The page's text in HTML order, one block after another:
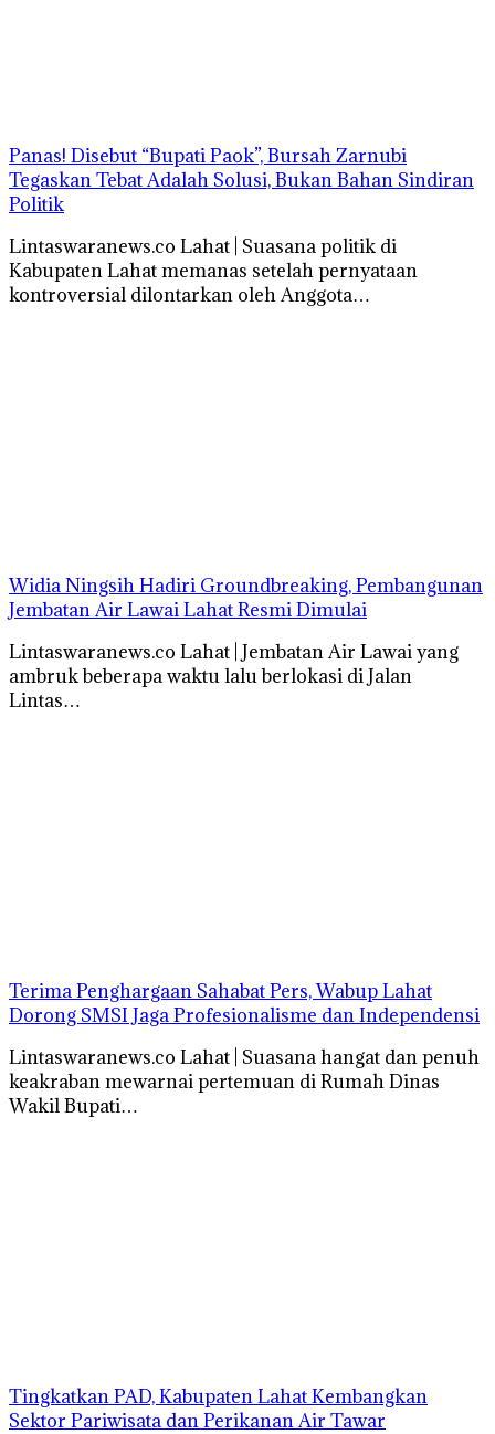
Panas! Disebut “Bupati Paok”, Bursah Zarnubi
Tegaskan Tebat Adalah Solusi, Bukan Bahan Sindiran
Politik
Lintaswaranews.co Lahat | Suasana politik di
Kabupaten Lahat memanas setelah pernyataan
kontroversial dilontarkan oleh Anggota…
Widia Ningsih Hadiri Groundbreaking, Pembangunan
Jembatan Air Lawai Lahat Resmi Dimulai
Lintaswaranews.co Lahat | Jembatan Air Lawai yang
ambruk beberapa waktu lalu berlokasi di Jalan
Lintas…
Terima Penghargaan Sahabat Pers, Wabup Lahat
Dorong SMSI Jaga Profesionalisme dan Independensi
Lintaswaranews.co Lahat | Suasana hangat dan penuh
keakraban mewarnai pertemuan di Rumah Dinas
Wakil Bupati…
Tingkatkan PAD, Kabupaten Lahat Kembangkan
Sektor Pariwisata dan Perikanan Air Tawar